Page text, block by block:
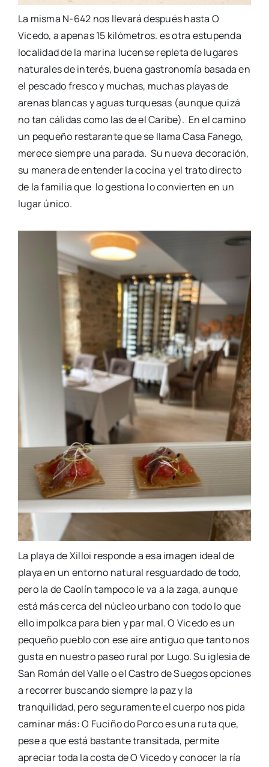
La misma N-642 nos llevará después hasta O
Vicedo, a apenas 15 kilómetros. es otra estupenda
localidad de la marina lucense repleta de lugares
naturales de interés, buena gastronomía basada en
el pescado fresco y muchas, muchas playas de
arenas blancas y aguas turquesas (aunque quizá
no tan cálidas como lasde elCaribe). En el camino
un pequeño restaranteque se llama Casa Fanego,
merece siempre una parada. Su nueva decoración,
su manera de entender la cocina y el trato directo
de la familiaque logestiona lo convierten en un
lugar único.
La playa deXilloi responde a esa imagen ideal de
playa en un entorno natural resguardado de todo,
pero la de Caolín tampoco le va a la zaga, aunque
está más cerca del núcleo urbano con todo lo que
elloimpolkca para bien yparmal. O Vicedoes un
pequeño pueblo con ese aire antiguo que tanto nos
gusta en nuestro paseo rural por Lugo. Su iglesia de
San Román del Valle o el Castro de Suegosopciones
a recorrer buscando siempre la paz y la
tranquilidad, pero seguramente el cuerpo nos pida
caminar más: O Fuciñodo Porco es una ruta que,
pese a que está bastante transitada, permite
apreciar toda la costa de O Vicedoy conocer la ría